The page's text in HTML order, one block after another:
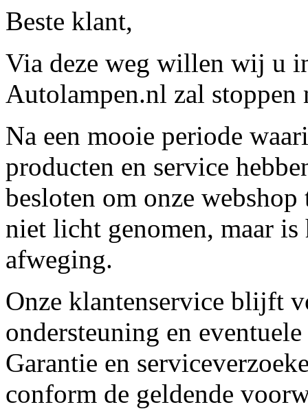
Beste klant,
Via deze weg willen wij u
Autolampen.nl zal stoppen
Na een mooie periode
producten en service
besloten om onze
niet licht genomen, maar
afweging.
Onze klantenservice blijft
ondersteuning en
Garantie en
conform de geldende